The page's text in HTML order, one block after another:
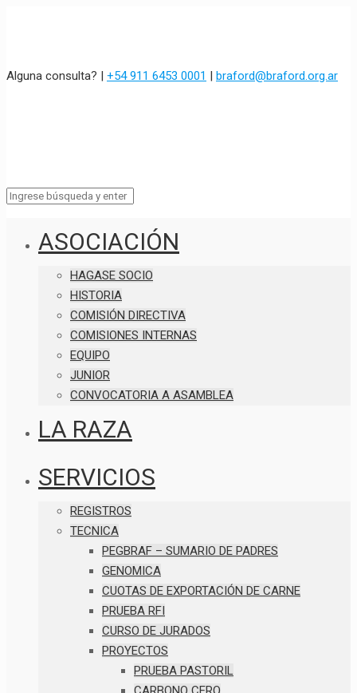
Alguna consulta? | +54 911 6453 0001 | braford@braford.org.ar
ASOCIACIÓN
HAGASE SOCIO
HISTORIA
COMISIÓN DIRECTIVA
COMISIONES INTERNAS
EQUIPO
JUNIOR
CONVOCATORIA A ASAMBLEA
LA RAZA
SERVICIOS
REGISTROS
TECNICA
PEGBRAF – SUMARIO DE PADRES
GENOMICA
CUOTAS DE EXPORTACIÓN DE CARNE
PRUEBA RFI
CURSO DE JURADOS
PROYECTOS
PRUEBA PASTORIL